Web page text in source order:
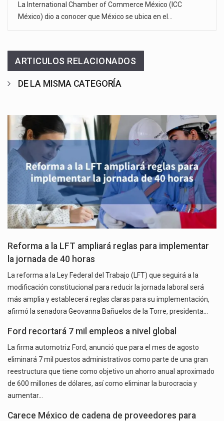
La International Chamber of Commerce México (ICC
México) dio a conocer que México se ubica en el…
ARTICULOS RELACIONADOS
DE LA MISMA CATEGORÍA
Reforma a la LFT ampliará reglas para implementar
la jornada de 40 horas
La reforma a la Ley Federal del Trabajo (LFT) que seguirá a la
modificación constitucional para reducir la jornada laboral será
más amplia y establecerá reglas claras para su implementación,
afirmó la senadora Geovanna Bañuelos de la Torre, presidenta…
Ford recortará 7 mil empleos a nivel global
La firma automotriz Ford, anunció que para el mes de agosto
eliminará 7 mil puestos administrativos como parte de una gran
reestructura que tiene como objetivo un ahorro anual aproximado
de 600 millones de dólares, así como eliminar la burocracia y
aumentar…
Carece México de cadena de proveedores para